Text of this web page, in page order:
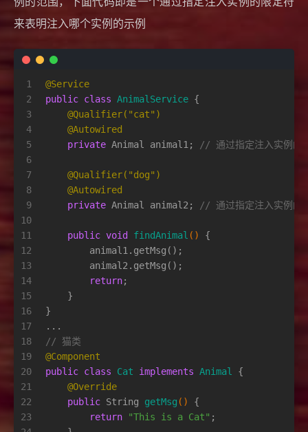
例的范围，下面代码即是一个通过指定注入实例的限定符
来表明注入哪个实例的示例
1
2
3
4
5
6
7
8
9
10
11
12
13
14
15
16
17
18
19
20
21
22
23
@Service
public class AnimalService {
@Qualifier("cat")
@Autowired
private Animal animal1; // 通过指定注入实例的
@Qualifier("dog")
@Autowired
private Animal animal2; // 通过指定注入实例的
public void findAnimal ()
{
        animal1.getMsg();
        animal2.getMsg();
return;
    }
}
...
// 猫类
@Component
public class Cat implements Animal {
@Override
public String getMsg ()
{
return
"This is a Cat" ;